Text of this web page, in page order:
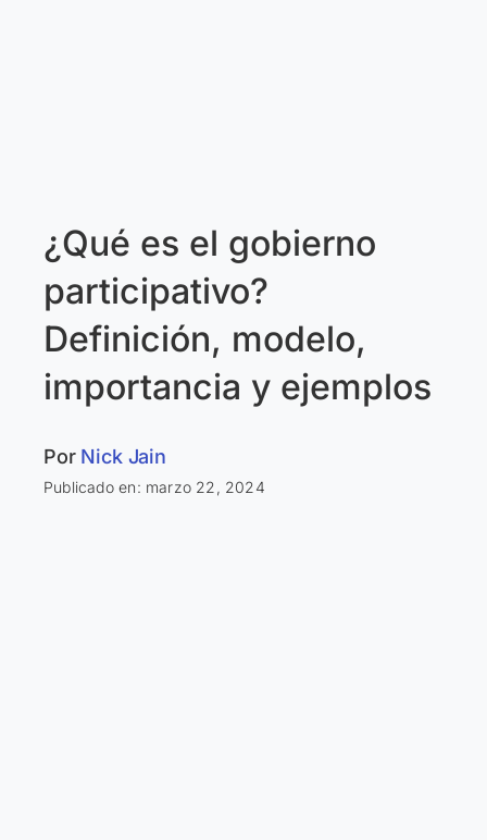
¿Qué es el gobierno
participativo?
Definición, modelo,
importancia y ejemplos
Por Nick Jain
Publicado en: marzo 22, 2024